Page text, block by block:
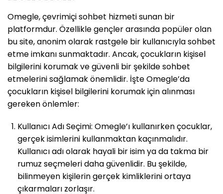
Omegle, çevrimiçi sohbet hizmeti sunan bir
platformdur. Özellikle gençler arasında popüler olan
bu site, anonim olarak rastgele bir kullanıcıyla sohbet
etme imkanı sunmaktadır. Ancak, çocukların kişisel
bilgilerini korumak ve güvenli bir şekilde sohbet
etmelerini sağlamak önemlidir. İşte Omegle’da
çocukların kişisel bilgilerini korumak için alınması
gereken önlemler:
Kullanıcı Adı Seçimi: Omegle’ı kullanırken çocuklar,
gerçek isimlerini kullanmaktan kaçınmalıdır.
Kullanıcı adı olarak hayali bir isim ya da takma bir
rumuz seçmeleri daha güvenlidir. Bu şekilde,
bilinmeyen kişilerin gerçek kimliklerini ortaya
çıkarmaları zorlaşır.